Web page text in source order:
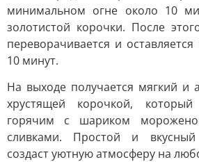
минимальном огне около 10
золотистой корочки. После
переворачивается и
10 минут.
На выходе получается мягкий и
хрустящей корочкой,
горячим с шариком
сливками. Простой и
создаст уютную атмосферу на